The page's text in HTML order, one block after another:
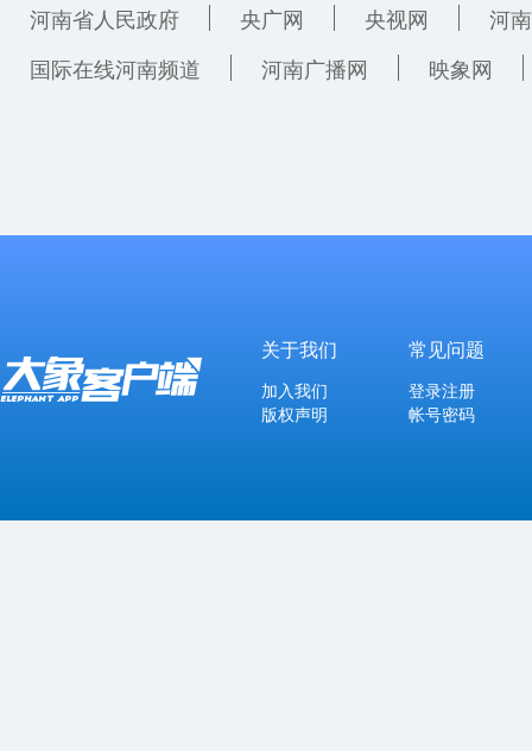
河南省人民政府 央广网 央视网
河
国际在线河南频道
河南广播网 映象网
关于我们
加入我们
版权声明
常见问题
登录注册
帐号密码